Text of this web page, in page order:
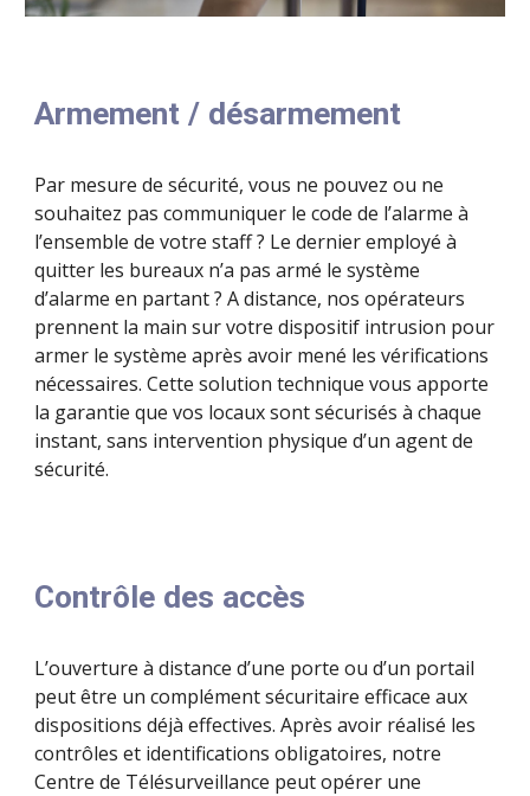
Armement / désarmement
Par mesure de sécurité, vous ne pouvez ou ne
souhaitez pas communiquer le code de l’alarme à
l’ensemble de votre staff ? Le dernier employé à
quitter les bureaux n’a pas armé le système
d’alarme en partant ? A distance, nos opérateurs
prennent la main sur votre dispositif intrusion pour
armer le système après avoir mené les vérifications
nécessaires. Cette solution technique vous apporte
la garantie que vos locauxsontsécurisés à chaque
instant, sans intervention physique d’un agent de
sécurité.
Contrôle des accès
L’ouverture à distance d’une porte ou d’un portail
peut être un complément sécuritaire efficace aux
dispositions déjà effectives. Après avoir réalisé les
contrôles et identifications obligatoires, notre
Centre de Télésurveillance peut opérer une